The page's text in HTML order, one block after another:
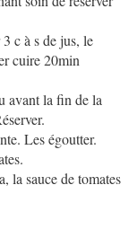
c à s de jus, le
cuire 20min
avant la fin de la
Les égoutter.
la sauce de tomates